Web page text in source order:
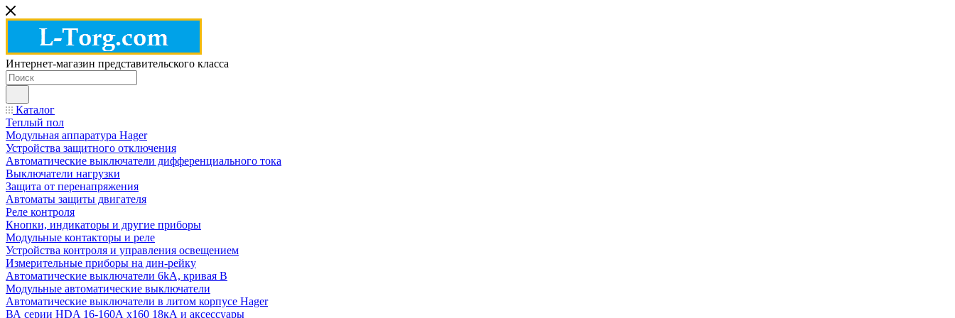
Интернет-магазин представительского класса
Каталог
Теплый пол
Модульная аппаратура Hager
Устройства защитного отключения
Автоматические выключатели дифференциального тока
Выключатели нагрузки
Защита от перенапряжения
Автоматы защиты двигателя
Реле контроля
Кнопки, индикаторы и другие приборы
Модульные контакторы и реле
Устройства контроля и управления освещением
Измерительные приборы на дин-рейку
Автоматические выключатели 6kA, кривая В
Модульные автоматические выключатели
Автоматические выключатели в литом корпусе Hager
ВА серии HDA 16-160А x160 18кА и аксессуары